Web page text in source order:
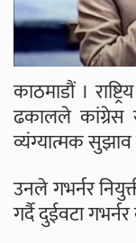
काठमाडौं ।
ढकालले कांग्रेस
व्यंग्यात्मक
उनले गभर्नर
गर्दै दुईवटा